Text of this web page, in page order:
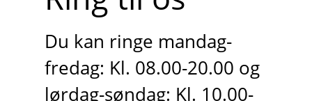
Du kan ringe mandag-
fredag: Kl. 08.00-20.00 og
lørdag-søndag: Kl. 10.00-